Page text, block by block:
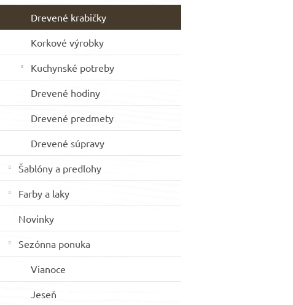
Drevené krabičky
Korkové výrobky
Kuchynské potreby
Drevené hodiny
Drevené predmety
Drevené súpravy
Šablóny a predlohy
Farby a laky
Novinky
Sezónna ponuka
Vianoce
Jeseň